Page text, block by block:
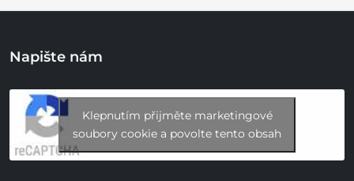
Napište nám
Klepnutím přijměte marketingové
soubory cookie a povolte tento obsah